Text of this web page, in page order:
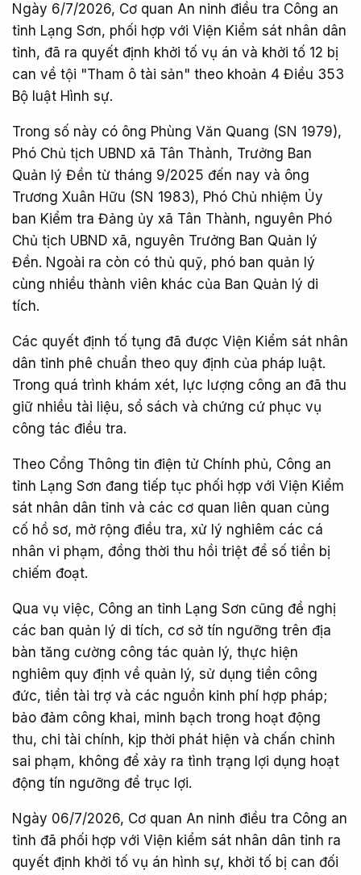
Ngày 6/7/2026, Cơ quan An ninh điều tra Công an
tỉnh Lạng Sơn, phối hợp với Viện Kiểm sát nhân dân
tỉnh, đã ra quyết định khởi tố vụ án và khởi tố 12 bị
can về tội "Tham ô tài sản" theo khoản 4 Điều 353
Bộ luật Hình sự.
Trong số này có ông Phùng Văn Quang (SN 1979),
Phó Chủ tịch UBND xã Tân Thành, Trưởng Ban
Quản lý Đền từ tháng 9/2025 đến nay và ông
Trương Xuân Hữu (SN 1983), Phó Chủ nhiệm Ủy
ban Kiểm tra Đảng ủy xã Tân Thành, nguyên Phó
Chủ tịch UBND xã, nguyên Trưởng Ban Quản lý
Đền. Ngoài ra còn có thủ quỹ, phó ban quản lý
cùng nhiều thành viên khác của Ban Quản lý di
tích.
Các quyết định tố tụng đã được Viện Kiểm sát nhân
dân tỉnh phê chuẩn theo quy định của pháp luật.
Trong quá trình khám xét, lực lượng công an đã thu
giữ nhiều tài liệu, sổ sách và chứng cứ phục vụ
công tác điều tra.
Theo Cổng Thông tin điện tử Chính phủ, Công an
tỉnh Lạng Sơn đang tiếp tục phối hợp với Viện Kiểm
sát nhân dân tỉnh và các cơ quan liên quan củng
cố hồ sơ, mở rộng điều tra, xử lý nghiêm các cá
nhân vi phạm, đồng thời thu hồi triệt để số tiền bị
chiếm đoạt.
Qua vụ việc, Công an tỉnh Lạng Sơn cũng đề nghị
các ban quản lý di tích, cơ sở tín ngưỡng trên địa
bàn tăng cường công tác quản lý, thực hiện
nghiêm quy định về quản lý, sử dụng tiền công
đức, tiền tài trợ và các nguồn kinh phí hợp pháp;
bảo đảm công khai, minh bạch trong hoạt động
thu, chi tài chính, kịp thời phát hiện và chấn chỉnh
sai phạm, không để xảy ra tình trạng lợi dụng hoạt
động tín ngưỡng để trục lợi.
Ngày 06/7/2026, Cơ quan An ninh điều tra Công an
tỉnh đã phối hợp với Viện kiểm sát nhân dân tỉnh ra
quyết định khởi tố vụ án hình sự, khởi tố bị can đối